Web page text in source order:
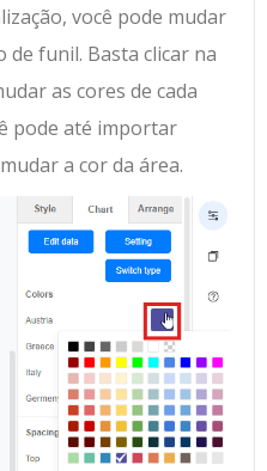
você pode mudar
de funil. Basta clicar na
as cores de cada
pode até importar
a cor da área.